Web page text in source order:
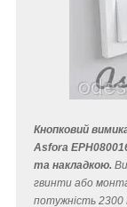
Кнопковий
Asfora
та накладкою.
гвинти або
потужність